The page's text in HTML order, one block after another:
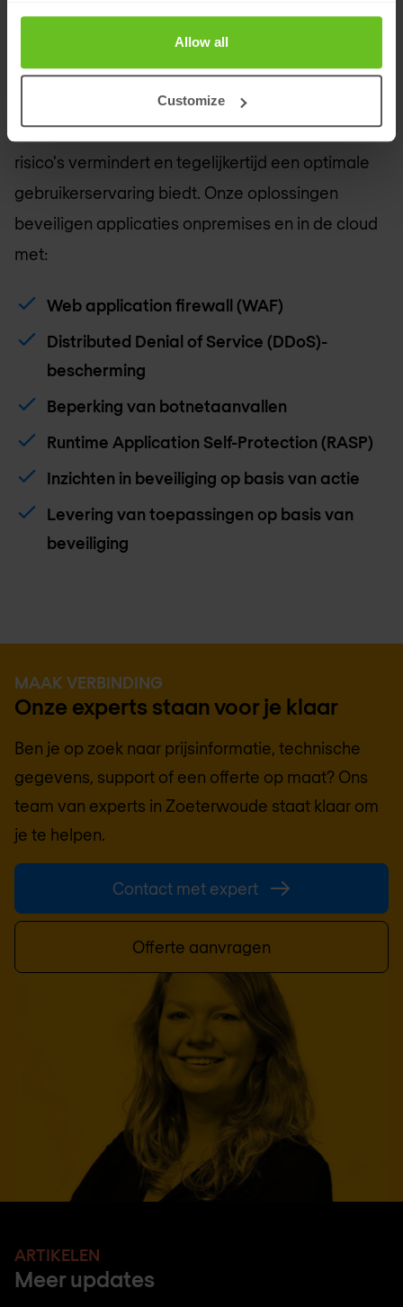
Allow all
Customize
Advanced Bot Protection is een belangrijk
onderdeel van Imperva Application Security, dat
risico's vermindert en tegelijkertijd een optimale
gebruikerservaring biedt. Onze oplossingen
beveiligen applicaties onpremises en in de cloud
met:
Web application firewall (WAF)
Distributed Denial of Service (DDoS)-
bescherming
Beperking van botnetaanvallen
Runtime Application Self-Protection (RASP)
Inzichten in beveiliging op basis van actie
Levering van toepassingen op basis van
beveiliging
MAAK VERBINDING
Onze experts staan voor je klaar
Ben je op zoek naar prijsinformatie, technische
gegevens, support of een offerte op maat? Ons
team van experts in Zoeterwoude staat klaar om
je te helpen.
Contact met expert
Offerte aanvragen
ARTIKELEN
Meer updates